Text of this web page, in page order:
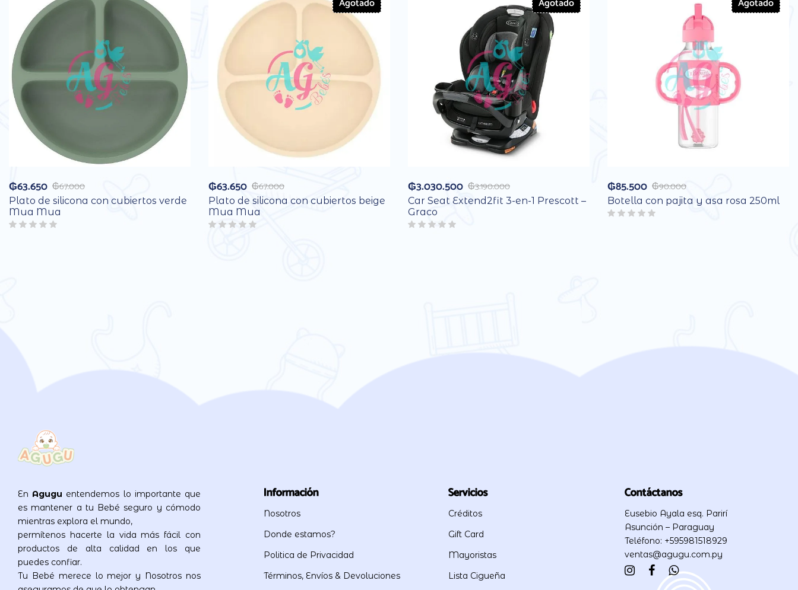
₲67.000
₲63.650
Plato de silicona con cubiertos verde
Mua Mua
₲67.000
₲63.650
Plato de silicona con cubiertos beige
Mua Mua
₲3.190.000
₲3.030.500
Car Seat Extend2fit 3-en-1 Prescott –
Graco
₲90.000
₲85.500
Botella con pajita y asa rosa 250ml
En Agugu entendemos lo importante que
es mantener a tu Bebé seguro y cómodo
mientras explora el mundo,
permítenos hacerte la vida más fácil con
productos de alta calidad en los que
puedes confiar.
Tu Bebé merece lo mejor y Nosotros nos
Información
Nosotros
Donde estamos?
Politica de Privacidad
Términos, Envíos & Devoluciones
Servicios
Créditos
Gift Card
Mayoristas
Lista Cigueña
Contáctanos
Eusebio Ayala esq. Parirí
Asunción – Paraguay
Teléfono: +595981518929
ventas@agugu.com.py